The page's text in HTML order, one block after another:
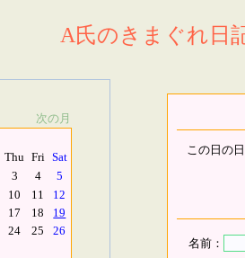
A氏のきまぐれ日
次の月
Thu Fri Sat
3 4
5
10 11
12
17 18
19
24 25
26
この日の
名前：